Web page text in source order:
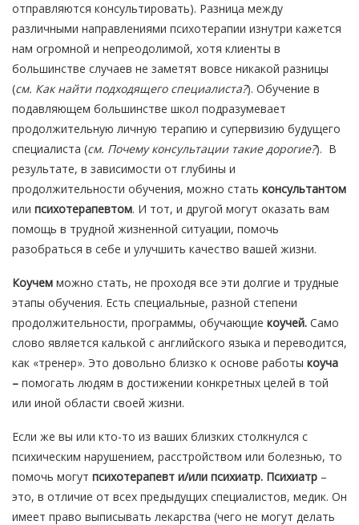
отправляются консультировать). Разница между
различными направлениями психотерапии изнутри кажется
нам огромной и непреодолимой, хотя клиенты в
большинстве случаев не заметят вовсе никакой разницы
(см. Как найти подходящего специалиста?). Обучение в
подавляющем большинстве школ подразумевает
продолжительную личную терапию и супервизию будущего
специалиста (см. Почему консультации такие дорогие?). В
результате, в зависимости от глубины и
продолжительности обучения, можно стать консультантом
или психотерапевтом. И тот, и другой могут оказать вам
помощь в трудной жизненной ситуации, помочь
разобраться в себе и улучшить качество вашей жизни.
Коучем можно стать, не проходя все эти долгие и трудные
этапы обучения. Есть специальные, разной степени
продолжительности, программы, обучающие коучей. Само
слово является калькой с английского языка и переводится,
как «тренер». Это довольно близко к основе работы коуча
– помогать людям в достижении конкретных целей в той
или иной области своей жизни.
Если же вы или кто-то из ваших близких столкнулся с
психическим нарушением, расстройством или болезнью, то
помочь могут психотерапевт и/или психиатр. Психиатр –
это, в отличие от всех предыдущих специалистов, медик. Он
имеет право выписывать лекарства (чего не могут делать